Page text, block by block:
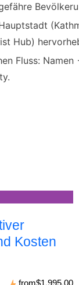
Hub)
Fluss:
Kosten